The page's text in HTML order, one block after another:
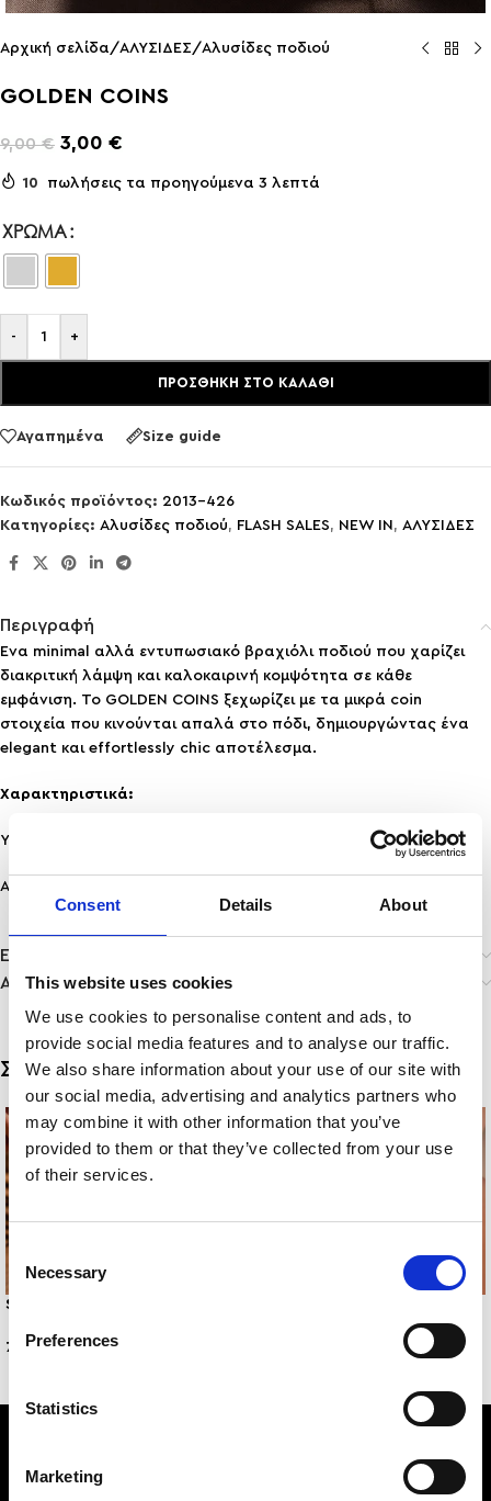
Consent Details About
This website uses cookies
We use cookies to personalise content and ads, to
provide social media features and to analyse our traffic.
We also share information about your use of our site with
our social media, advertising and analytics partners who
may combine it with other information that you’ve
provided to them or that they’ve collected from your use
of their services.
Consent
Selection
Necessary
Preferences
Statistics
Marketing
Αρχική σελίδα/ΑΛΥΣΙΔΕΣ/Aλυσίδες ποδιού
GOLDEN COINS
9,00€ 3,00 €
10 πωλήσεις τα προηγούμενα 3 λεπτά
ΧΡΏΜΑ
- +
ΠΡΟΣΘΉΚΗ ΣΤΟ ΚΑΛΆΘΙ
Αγαπημένα Size guide
Κωδικός προϊόντος: 2013-426
Κατηγορίες: Aλυσίδες ποδιού, FLASH SALES, NEW IN , ΑΛΥΣΙΔΕΣ
Περιγραφή
Ένα minimal αλλά εντυπωσιακό βραχιόλι ποδιού που χαρίζει
διακριτική λάμψη και καλοκαιρινή κομψότητα σε κάθε
εμφάνιση. Το GOLDEN COINS ξεχωρίζει με τα μικρά coin
στοιχεία που κινούνται απαλά στο πόδι, δημιουργώντας ένα
elegant και effortlessly chic αποτέλεσμα.
Χαρακτηριστικά:
Υλικό: Ανοξείδωτο Ατσάλι
Ανθεκτικότητα: Ανθεκτικό σε νερό & άρωμα, δε μαυρίζει!
Επιπλέον πληροφορίες
Αποστολή & Παράδοση
Σχετικά προϊόντα
SEABLOOM ANKLET
7,00€